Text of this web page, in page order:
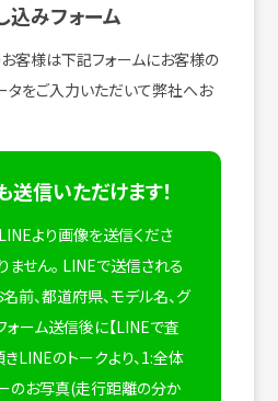
込みフォーム
客様は下記フォームにお客様の
をご入力いただいて弊社へお
信いただけます！
より画像を送信くださ
せん。 LINEで送信される
前、都道府県、モデル名、グ
ォーム送信後に【LINEで査
きLINEのトークより、1:全体
のお写真(走行距離の分か